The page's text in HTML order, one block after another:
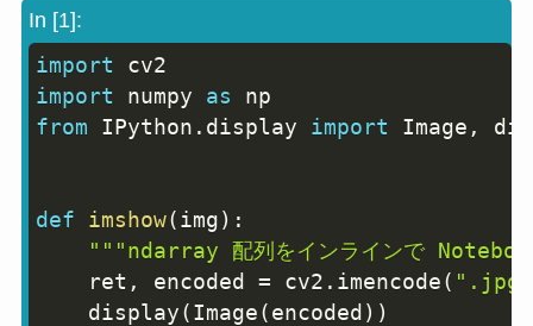
In [1]:
import
import numpy as
from IPython . display import Image ,
def imshow(img) :
"""ndarray 配列をインラインで
    ret
, encoded = cv2 . imencode( ".jpg"
    display
(Image(encoded) )